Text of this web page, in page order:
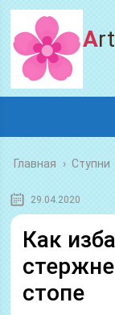
Главная › Ступни
29.04.2020
Как
стопе